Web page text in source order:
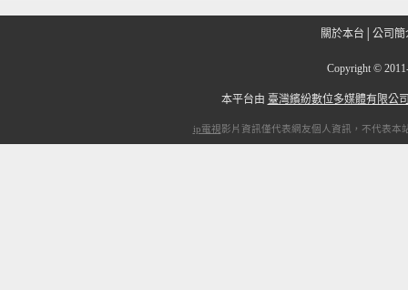
關於本台 公司簡
Copyright ©
本平台由 臺灣繽紛數位多媒體有限公
ip電視影片資訊僅代表網友個人資訊，不代表本